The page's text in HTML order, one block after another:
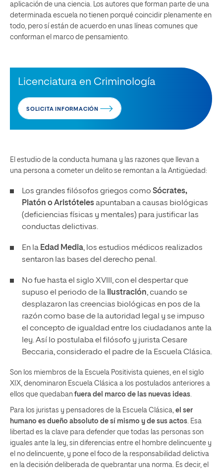
aplicación de una ciencia. Los autores que forman parte de una
determinada escuela no tienen porqué coincidir plenamente en
todo, pero sí están de acuerdo en unas líneas comunes que
conforman el marco de pensamiento.
Licenciatura en Criminología
SOLICITA INFORMACIÓN
El estudio de la conducta humana y las razones que llevan a
una persona a cometer un delito se remontan a la Antigüedad:
Los grandes filósofos griegos como Sócrates,
Platón o Aristótelesapuntaban a causas biológicas
(deficiencias físicas y mentales) para justificar las
conductas delictivas.
En la Edad Media, los estudios médicos realizados
sentaron las bases del derecho penal.
No fue hasta el siglo XVIII, con el despertar que
supuso el periodo de la
Ilustración, cuando se
desplazaron las creencias biológicas en pos de la
razón como base de la autoridad legal y se impuso
el concepto de igualdad entre los ciudadanos ante la
ley. Así lo postulaba el filósofo y jurista Cesare
Beccaria, considerado el padre de la Escuela Clásica.
Son los miembros de la Escuela Positivista quienes, en el siglo
XIX, denominaron Escuela Clásica a los postulados anteriores a
ellos que quedaban fuera del marco de las nuevas ideas
Para los juristas y pensadores de la Escuela Clásica, el ser
humano es dueño absoluto de sí mismo y de sus actos . Esa
libertad es la clave para defender que todas las personas son
iguales ante la ley, sin diferencias entre el hombre delincuente y
el no delincuente, y pone el foco de la responsabilidad delictiva
en la decisión deliberada de quebrantar una norma. Es decir, el